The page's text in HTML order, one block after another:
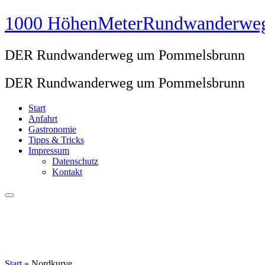
Zum
Inhalt
1000
DER Rundwanderweg um Pommelsbrunn
DER Rundwanderweg um Pommelsbrunn
Start
Anfahrt
Gastronomie
Tipps & Tricks
Impressum
Datenschutz
Kontakt